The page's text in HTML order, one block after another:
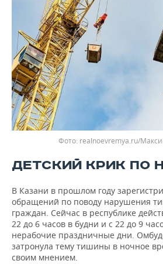
realnoevremya.ru/
ДЕТСКИЙ КРИК ПО
В Казани в прошлом году
обращений по поводу нарушения
граждан. Сейчас в республике
22 до 6 часов в будни и с 22 до 9
нерабочие праздничные дни.
затронула тему тишины в ночное
своим мнением.